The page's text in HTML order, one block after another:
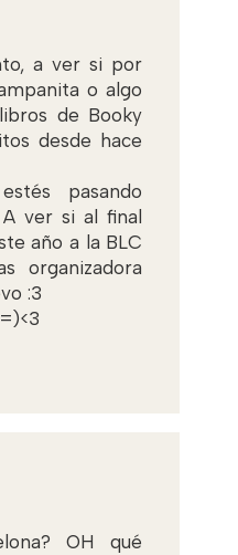
a ver si por
o algo
de Booky
desde hace
pasando
ver si al final
año a la BLC
organizadora
:3
OH qué